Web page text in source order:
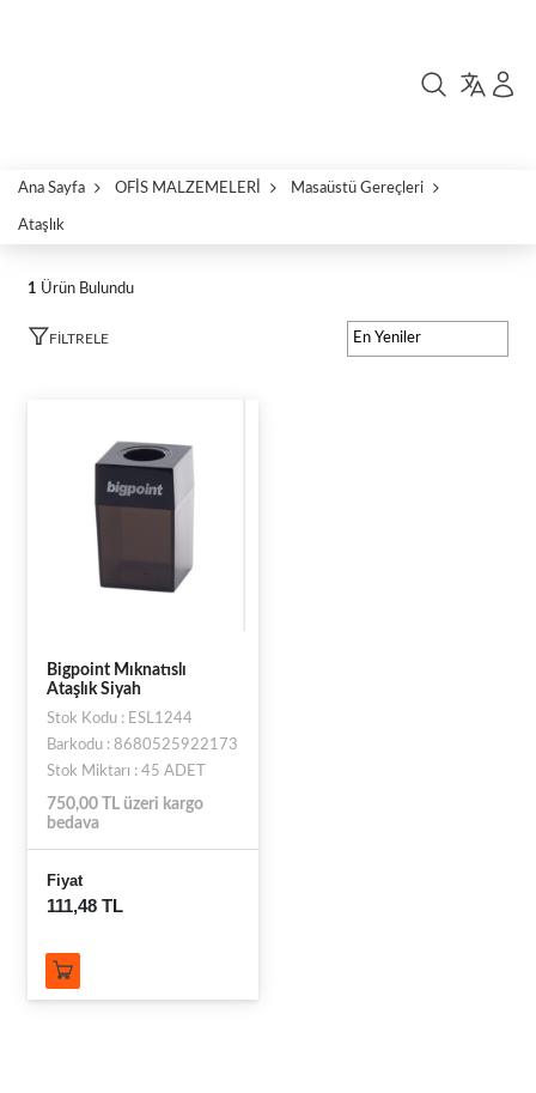
Ana Sayfa OFİS MALZEMELERİ Masaüstü Gereçleri
Ataşlık
1 Ürün Bulundu
FILTRELE
Bigpoint Mıknatıslı
Ataşlık Siyah
Stok Kodu : ESL1244
Barkodu : 8680525922173
Stok Miktarı : 45 ADET
750,00 TL üzeri kargo
bedava
Fiyat
111,48 TL